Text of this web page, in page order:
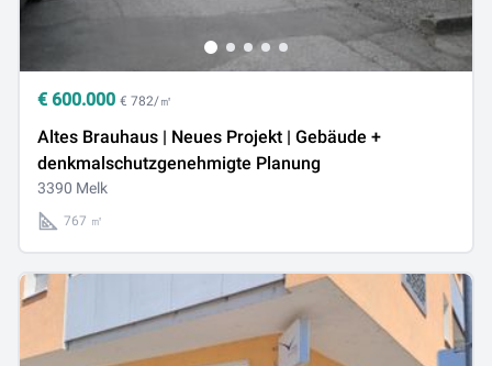
€ 600.000 € 782/㎡
Altes Brauhaus | Neues Projekt | Gebäude +
denkmalschutzgenehmigte Planung
3390 Melk
767 ㎡